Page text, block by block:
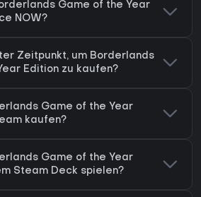
Game of the Year
NOW?
Zeitpunkt, um Borderlands
Edition zu kaufen?
Game of the Year
kaufen?
Game of the Year
Steam Deck spielen?